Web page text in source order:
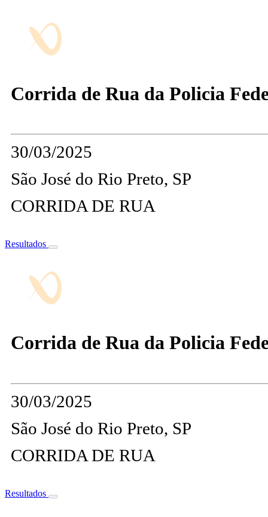
Corrida de Rua da Policia
30/03/2025
São José do Rio Preto, SP
CORRIDA DE RUA
Resultados
Corrida de Rua da Policia
30/03/2025
São José do Rio Preto, SP
CORRIDA DE RUA
Resultados